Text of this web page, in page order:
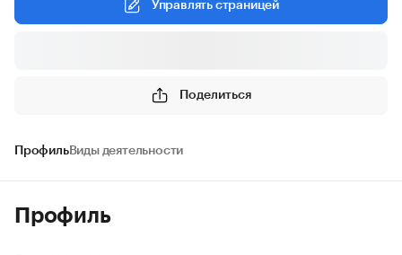
Управлять страницей
Поделиться
ПрофильВиды деятельности
Профиль